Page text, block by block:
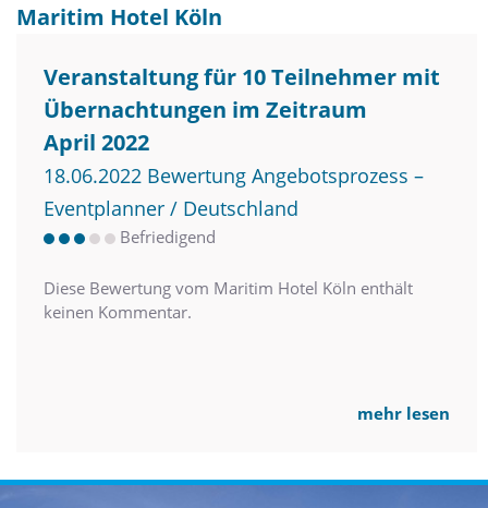
Maritim Hotel Köln
Veranstaltung für 10 Teilnehmer mit
Übernachtungen im Zeitraum
April 2022
18.06.2022 Bewertung Angebotsprozess –
Eventplanner / Deutschland
Befriedigend
Diese Bewertung vom Maritim Hotel Köln enthält
keinen Kommentar.
mehr lesen